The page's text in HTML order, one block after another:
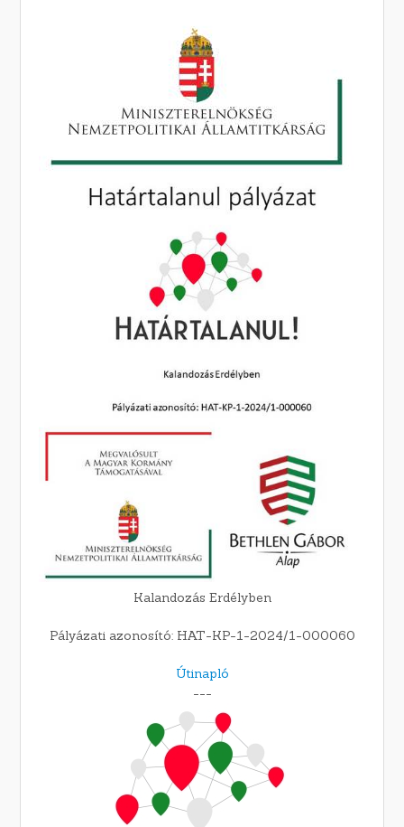
Kalandozás Erdélyben
Pályázati azonosító: HAT-KP-1-2024/1-000060
Útinapló
---